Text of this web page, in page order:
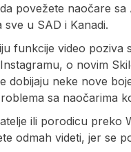
povežete naočare
u SAD i Kanadi.
funkcije video
o novim
dobijaju neke nove
sa naočarima
ili porodicu preko
odmah videti, jer se